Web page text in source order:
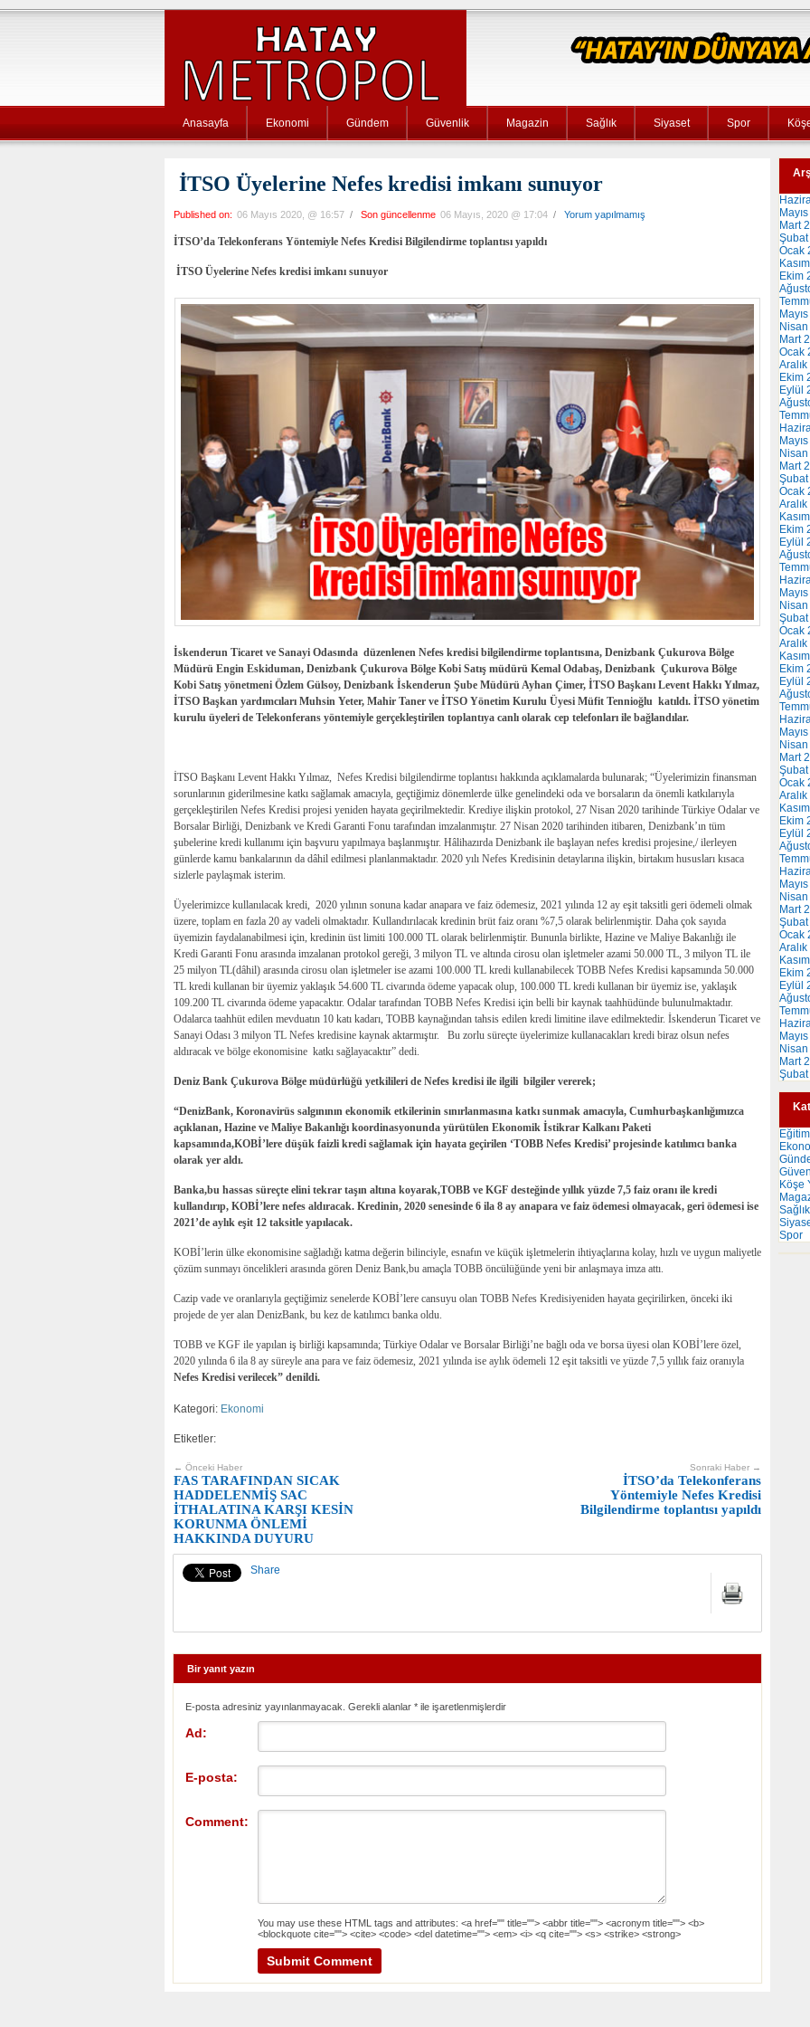
Anasayfa Ekonomi Gündem Güvenlik Magazin Sağlık Siyaset Spor
İTSO Üyelerine Nefes kredisi imkanı sunuyor
Published on: 06 Mayıs 2020, @ 16:57 / Son güncellenme 06 Mayıs, 2020 @ 17:04 / Yorum yapılmamış
İTSO’da Telekonferans Yöntemiyle Nefes Kredisi Bilgilendirme toplantısı yapıldı
İTSO Üyelerine Nefes kredisi imkanı sunuyor
İskenderun Ticaret ve Sanayi Odasında düzenlenen Nefes kredisi bilgilendirme toplantısına, Denizbank Çukurova Bölge
Müdürü Engin Eskiduman, Denizbank Çukurova Bölge Kobi Satış müdürü Kemal Odabaş, Denizbank Çukurova Bölge
Kobi Satış yönetmeni Özlem Gülsoy, Denizbank İskenderun Şube Müdürü Ayhan Çimer, İTSO Başkanı Levent Hakkı Yılmaz,
İTSO Başkan yardımcıları Muhsin Yeter, Mahir Taner ve İTSO Yönetim Kurulu Üyesi Müfit Tennioğlu katıldı. İTSO yönetim
kurulu üyeleri de Telekonferans yöntemiyle gerçekleştirilen toplantıya canlı olarak cep telefonları ile bağlandılar.
İTSO Başkanı Levent Hakkı Yılmaz, Nefes Kredisi bilgilendirme toplantısı hakkında açıklamalarda bulunarak; “Üyelerimizin finansman
sorunlarının giderilmesine katkı sağlamak amacıyla, geçtiğimiz dönemlerde ülke genelindeki oda ve borsaların da önemli katkılarıyla
gerçekleştirilen Nefes Kredisi projesi yeniden hayata geçirilmektedir. Krediye ilişkin protokol, 27 Nisan 2020 tarihinde Türkiye Odalar ve
Borsalar Birliği, Denizbank ve Kredi Garanti Fonu tarafından imzalanmıştır. 27 Nisan 2020 tarihinden itibaren, Denizbank’ın tüm
şubelerine kredi kullanımı için başvuru yapılmaya başlanmıştır. Hâlihazırda Denizbank ile başlayan nefes kredisi projesine,/ ilerleyen
günlerde kamu bankalarının da dâhil edilmesi planlanmaktadır. 2020 yılı Nefes Kredisinin detaylarına ilişkin, birtakım hususları kısaca
sizlerle paylaşmak isterim.
Üyelerimizce kullanılacak kredi, 2020 yılının sonuna kadar anapara ve faiz ödemesiz, 2021 yılında 12 ay eşit taksitli geri ödemeli olmak
üzere, toplam en fazla 20 ay vadeli olmaktadır. Kullandırılacak kredinin brüt faiz oranı %7,5 olarak belirlenmiştir. Daha çok sayıda
üyemizin faydalanabilmesi için, kredinin üst limiti 100.000 TL olarak belirlenmiştir. Bununla birlikte, Hazine ve Maliye Bakanlığı ile
Kredi Garanti Fonu arasında imzalanan protokol gereği, 3 milyon TL ve altında cirosu olan işletmeler azami 50.000 TL, 3 milyon TL ile
25 milyon TL(dâhil) arasında cirosu olan işletmeler ise azami 100.000 TL kredi kullanabilecek TOBB Nefes Kredisi kapsamında 50.000
TL kredi kullanan bir üyemiz yaklaşık 54.600 TL civarında ödeme yapacak olup, 100.000 TL kredi kullanan bir üyemiz ise, yaklaşık
109.200 TL civarında ödeme yapacaktır. Odalar tarafından TOBB Nefes Kredisi için belli bir kaynak taahhüdünde bulunulmaktadır.
Odalarca taahhüt edilen mevduatın 10 katı kadarı, TOBB kaynağından tahsis edilen kredi limitine ilave edilmektedir. İskenderun Ticaret ve
Sanayi Odası 3 milyon TL Nefes kredisine kaynak aktarmıştır. Bu zorlu süreçte üyelerimize kullanacakları kredi biraz olsun nefes
aldıracak ve bölge ekonomisine katkı sağlayacaktır” dedi.
Deniz Bank Çukurova Bölge müdürlüğü yetkilileri de Nefes kredisi ile ilgili bilgiler vererek;
“DenizBank, Koronavirüs salgınının ekonomik etkilerinin sınırlanmasına katkı sunmak amacıyla, Cumhurbaşkanlığımızca
açıklanan, Hazine ve Maliye Bakanlığı koordinasyonunda yürütülen Ekonomik İstikrar Kalkanı Paketi
kapsamında,KOBİ’lere düşük faizli kredi sağlamak için hayata geçirilen ‘TOBB Nefes Kredisi’ projesinde katılımcı banka
olarak yer aldı.
Banka,bu hassas süreçte elini tekrar taşın altına koyarak,TOBB ve KGF desteğinde yıllık yüzde 7,5 faiz oranı ile kredi
kullandırıp, KOBİ’lere nefes aldıracak. Kredinin, 2020 senesinde 6 ila 8 ay anapara ve faiz ödemesi olmayacak, geri ödemesi ise
2021’de aylık eşit 12 taksitle yapılacak.
KOBİ’lerin ülke ekonomisine sağladığı katma değerin bilinciyle, esnafın ve küçük işletmelerin ihtiyaçlarına kolay, hızlı ve uygun maliyetle
çözüm sunmayı öncelikleri arasında gören Deniz Bank,bu amaçla TOBB öncülüğünde yeni bir anlaşmaya imza attı.
Cazip vade ve oranlarıyla geçtiğimiz senelerde KOBİ’lere cansuyu olan TOBB Nefes Kredisiyeniden hayata geçirilirken, önceki iki
projede de yer alan DenizBank, bu kez de katılımcı banka oldu.
TOBB ve KGF ile yapılan iş birliği kapsamında; Türkiye Odalar ve Borsalar Birliği’ne bağlı oda ve borsa üyesi olan KOBİ’lere özel,
2020 yılında 6 ila 8 ay süreyle ana para ve faiz ödemesiz, 2021 yılında ise aylık ödemeli 12 eşit taksitli ve yüzde 7,5 yıllık faiz oranıyla
Nefes Kredisi verilecek” denildi.
Kategori: Ekonomi
Etiketler:
Sonraki Haber →
İTSO’da Telekonferans
Yöntemiyle Nefes Kredisi
Bilgilendirme toplantısı yapıldı
← Önceki Haber
FAS TARAFINDAN SICAK
HADDELENMİŞ SAC
İTHALATINA KARŞI KESİN
KORUNMA ÖNLEMİ
HAKKINDA DUYURU
Share
Bir yanıt yazın
E-posta adresiniz yayınlanmayacak. Gerekli alanlar * ile işaretlenmişlerdir
Ad:
E-posta:
Comment:
You may use these HTML tags and attributes: <a href="" title=""> <abbr title=""> <acronym title=""> <b>
<blockquote cite=""> <cite> <code> <del datetime=""> <em> <i> <q cite=""> <s> <strike> <strong>
Mart
Ocak
Ekim
Mart
Ocak
Ekim
Eylül
Mart
Ocak
Ekim
Eylül
Ocak
Ekim
Eylül
Mart
Ocak
Ekim
Eylül
Mart
Ocak
Ekim
Eylül
Mart
Eğitim
Köşe
Sağlık
Spor